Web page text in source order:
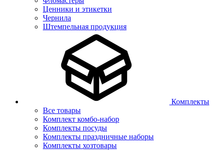
Ценники и этикетки
Чернила
Штемпельная продукция
Комплекты
Все товары
Комплект комбо-набор
Комплекты посуды
Комплекты праздничные наборы
Комплекты хозтовары